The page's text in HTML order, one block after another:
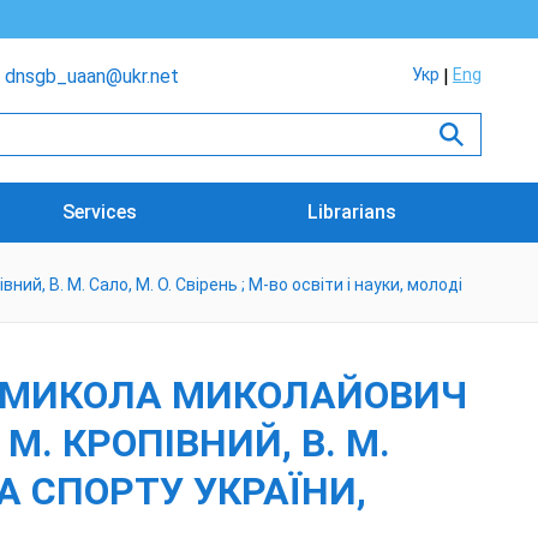
dnsgb_uaan@ukr.net Укр Eng
Services Librarians
В. М. Сало, М. О. Свірень ; М-во освіти і науки, молоді
МИКОЛАЙОВИЧ
М. КРОПІВНИЙ, В. М.
СПОРТУ УКРАЇНИ,